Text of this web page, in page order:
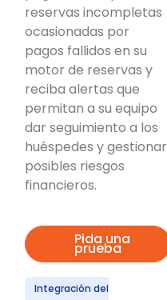
reservas incompletas
ocasionadas por
pagos fallidos en su
motor de reservas y
reciba alertas que
permitan a su equipo
dar seguimiento a los
huéspedes y gestionar
posibles riesgos
financieros.
Pida una
prueba
Integración del